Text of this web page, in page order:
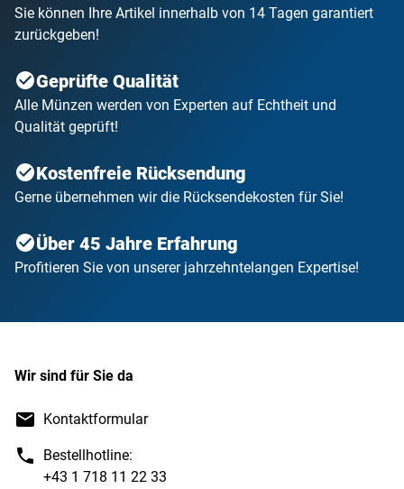
Sie können Ihre Artikel innerhalb von 14 Tagen garantiert
zurückgeben!
Geprüfte Qualität
Alle Münzen werden von Experten auf Echtheit und
Qualität geprüft!
Kostenfreie Rücksendung
Gerne übernehmen wir die Rücksendekosten für Sie!
Über 45 Jahre Erfahrung
Profitieren Sie von unserer jahrzehntelangen Expertise!
Wir sind für Sie da
Kontaktformular
Bestellhotline:
+43 1 718 11 22 33